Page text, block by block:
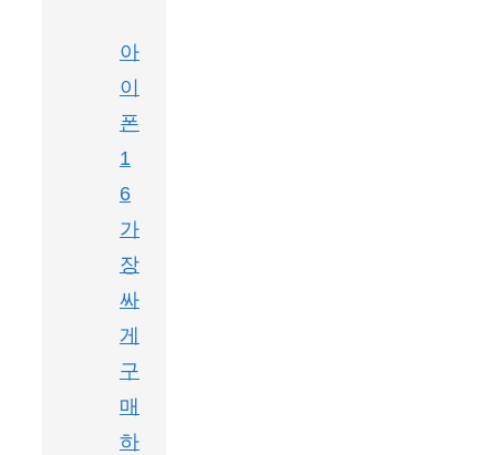
아
이
폰
1
6
가
장
싸
게
구
매
하